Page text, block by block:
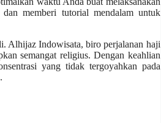
memberi tutorial mendalam untuk
Alhijaz Indowisata, biro perjalanan haji
semangat religius. Dengan keahlian
yang tidak tergoyahkan pada